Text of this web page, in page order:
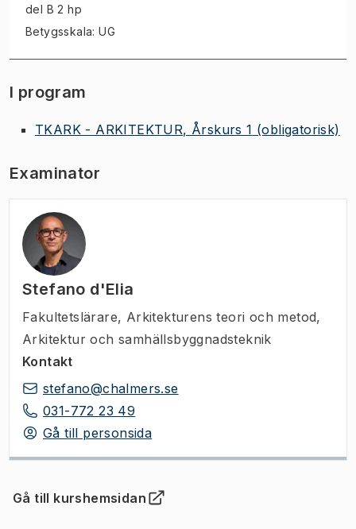
del B 2 hp
Betygsskala: UG
I program
TKARK - ARKITEKTUR, Årskurs 1 (obligatorisk)
Examinator
Stefano d'Elia
Fakultetslärare, Arkitekturens teori och metod,
Arkitektur och samhällsbyggnadsteknik
Kontakt
stefano@chalmers.se
031-772 23 49
Gå till personsida
Gå till kurshemsidan
(Öppnas i ny flik)